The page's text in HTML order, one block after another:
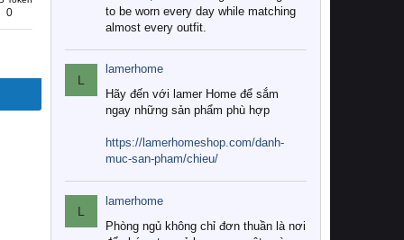
0
to be worn every day while matching
almost every outfit.
L
lamerhome
Hãy đến với lamer Home để sắm
ngay những sản phẩm phù hợp
https://lamerhomeshop.com/danh-
muc-san-pham/chieu/
L
lamerhome
Phòng ngủ không chỉ đơn thuần là nơi